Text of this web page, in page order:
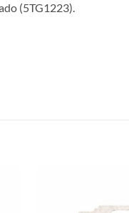
(5TG1223).